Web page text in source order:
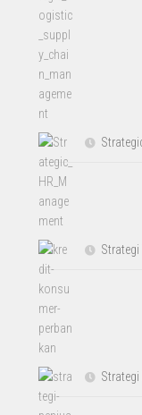
Strategi